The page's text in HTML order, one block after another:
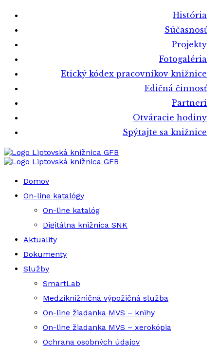
História
Súčasnosť
Projekty
Fotogaléria
Etický kódex pracovníkov knižnice
Edičná činnosť
Partneri
Otváracie hodiny
Spýtajte sa knižnice
Liptovská knižnica GFB
Liptovská knižnica GFB
Domov
On-line katalógy
On-line katalóg
Digitálna knižnica SNK
Aktuality
Dokumenty
Služby
SmartLab
Medziknižničná výpožičná služba
On-line žiadanka MVS – knihy
On-line žiadanka MVS – xerokópia
Ochrana osobných údajov